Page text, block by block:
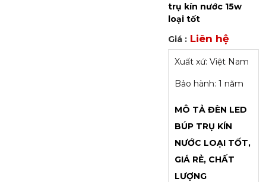
trụ kín nước 15w
loại tốt
Giá : Liên hệ
Xuất xứ: Việt Nam
Bảo hành: 1 năm
MÔ TẢ ĐÈN LED
BÚP TRỤ KÍN
NƯỚC LOẠI TỐT,
GIÁ RẺ, CHẤT
LƯỢNG